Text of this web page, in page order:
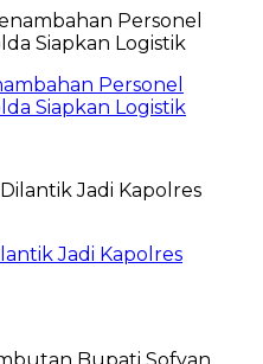
Personel
Siapkan Logistik
Jadi Kapolres